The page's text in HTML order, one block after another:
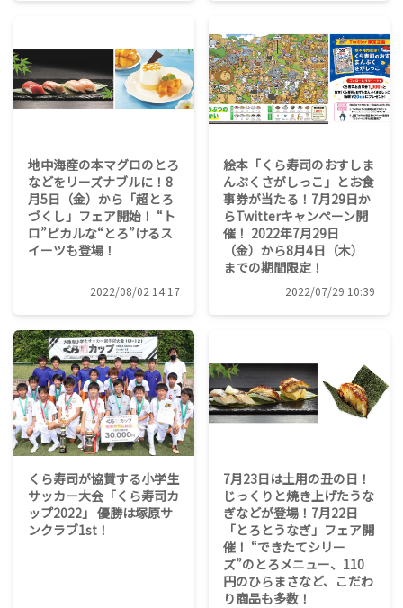
地中海産の本マグロのとろ
などをリーズナブルに！8
月5日（金）から「超とろ
づくし」フェア開始！ “ト
ロ”ピカルな“とろ”けるス
イーツも登場！
2022/08/02 14:17
絵本「くら寿司のおすしま
んぷくさがしっこ」とお食
事券が当たる！7月29日か
らTwitterキャンペーン開
催！ 2022年7月29日
（金）から8月4日（木）
までの期間限定！
2022/07/29 10:39
くら寿司が協賛する小学生
サッカー大会「くら寿司カ
ップ2022」 優勝は塚原サ
ンクラブ1st！
7月23日は土用の丑の日！
じっくりと焼き上げたうな
ぎなどが登場！7月22日
「とろとうなぎ」フェア開
催！ “できたてシリー
ズ”のとろメニュー、110
円のひらまさなど、こだわ
り商品も多数！